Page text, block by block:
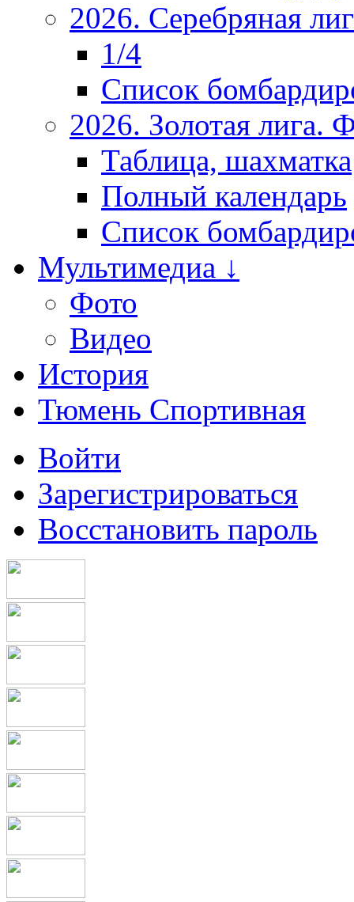
2026. Серебряная
1/4
Список
2026. Золотая
Таблица, шахматка
Полный календарь
Список
Мультимедиа ↓
Фото
Видео
История
Тюмень Спортивная
Войти
Зарегистрироваться
Восстановить пароль